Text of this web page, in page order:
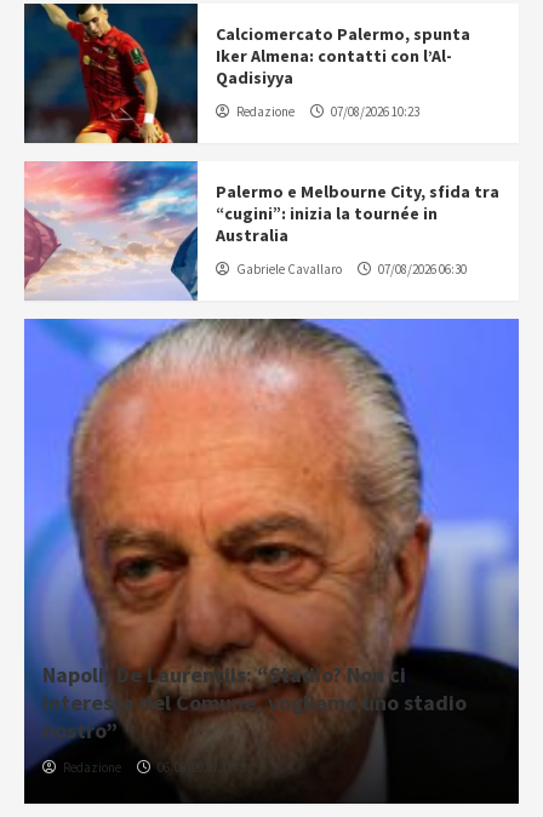
Calciomercato Palermo, spunta
Iker Almena: contatti con l’Al-
Qadisiyya
Redazione 07/08/2026 10:23
Palermo e Melbourne City, sfida tra
“cugini”: inizia la tournée in
Australia
Gabriele Cavallaro 07/08/2026 06:30
Napoli, De Laurentiis: “Stadio? Non ci
interessa del Comune, vogliamo uno stadio
nostro”
Redazione 06/08/2026 20:43